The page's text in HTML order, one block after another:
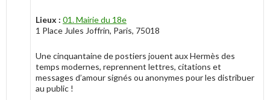
Lieux : 01. Mairie du 18e
1 Place Jules Joffrin, Paris, 75018
Une cinquantaine de postiers jouent aux Hermès des
temps modernes, reprennent lettres, citations et
messages d’amour signés ou anonymes pour les distribuer
au public !